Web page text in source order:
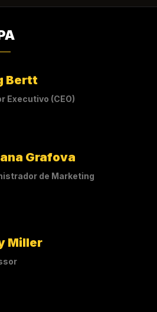
Bertt
Executivo (CEO)
Grafova
de Marketing
Miller